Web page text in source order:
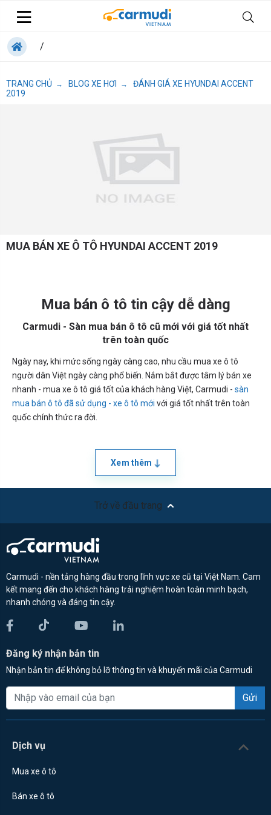
/
TRANG CHỦ → BLOG XE HƠI → ĐÁNH GIÁ XE HYUNDAI ACCENT
2019
MUA BÁN XE Ô TÔ HYUNDAI ACCENT 2019
Mua bán ô tô tin cậy dễ dàng
Carmudi - Sàn mua bán ô tô cũ mới với giá tốt nhất
trên toàn quốc
Ngày nay, khi mức sống ngày càng cao, nhu cầu mua xe ô tô
người dân Việt ngày càng phổ biến. Nắm bắt được tâm lý bán xe
nhanh - mua xe ô tô giá tốt của khách hàng Việt, Carmudi - sàn
mua bán ô tô đã sử dụng - xe ô tô mới với giá tốt nhất trên toàn
quốc chính thức ra đời.
Xem thêm
Trở về đầu trang
Carmudi - nền tảng hàng đầu trong lĩnh vực xe cũ tại Việt Nam. Cam
kết mang đến cho khách hàng trải nghiệm hoàn toàn minh bạch,
nhanh chóng và đáng tin cậy.
Đăng ký nhận bản tin
Nhận bản tin để không bỏ lỡ thông tin và khuyến mãi của Carmudi
Gửi
Dịch vụ
Mua xe ô tô
Bán xe ô tô